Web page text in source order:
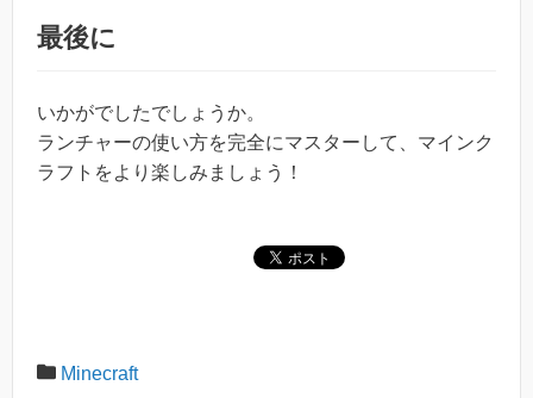
最後に
いかがでしたでしょうか。
ランチャーの使い方を完全にマスターして、マインク
ラフトをより楽しみましょう！
Minecraft